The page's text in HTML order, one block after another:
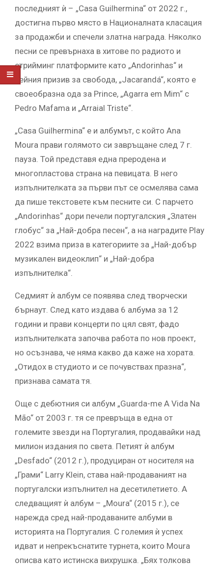
последният ѝ – „Casa Guilhermina“ от 2022 г.,
достигна първо място в Националната класация
за продажби и спечели златна награда. Няколко
песни се превърнаха в хитове по радиото и
стрийминг платформите като „Andorinhas“ и
нейния призив за свобода, „Jacarandá“, която е
своеобразна ода за Prince, „Agarra em Mim“ с
Pedro Mafama и „Arraial Triste“.
„Casa Guilhermina“ е и албумът, с който Ana
Moura прави голямото си завръщане след 7 г.
пауза. Той представя една преродена и
многопластова страна на певицата. В него
изпълнителката за първи път се осмелява сама
да пише текстовете към песните си. С парчето
„Andorinhas“ дори печели португалския „Златен
глобус“ за „Най-добра песен“, а на наградите Play
2022 взима приза в категориите за „Най-добър
музикален видеоклип“ и „Най-добра
изпълнителка“.
Седмият ѝ албум се появява след творчески
бърнаут. След като издава 6 албума за 12
години и прави концерти по цял свят, фадо
изпълнителката започва работа по нов проект,
но осъзнава, че няма какво да каже на хората.
„Отидох в студиото и се почувствах празна“,
признава самата тя.
Още с дебютния си албум „Guarda-me A Vida Na
Mão“ от 2003 г. тя се превръща в една от
големите звезди на Португалия, продавайки над
милион издания по света. Петият ѝ албум
„Desfado“ (2012 г.), продуциран от носителя на
„Грами“ Larry Klein, става най-продаваният на
португалски изпълнител на десетилетието. А
следващият ѝ албум – „Moura“ (2015 г.), се
нарежда сред най-продаваните албуми в
историята на Португалия. С големия ѝ успех
идват и непрекъснатите турнета, които Moura
описва като истинска вихрушка. „Бях толкова